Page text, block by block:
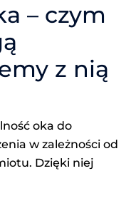
– czym
z nią
oka do
w zależności od
Dzięki niej